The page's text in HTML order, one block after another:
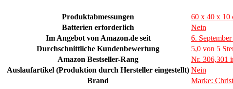
Produktabmessungen
60 x 40 x 10
Batterien erforderlich
Nein
Im Angebot von Amazon.de seit
6.
Durchschnittliche Kundenbewertung
5,0 von 5
Amazon Bestseller-Rang
Nr. 306,301
Auslaufartikel (Produktion durch Hersteller eingestellt) Nein
Brand
Marke: